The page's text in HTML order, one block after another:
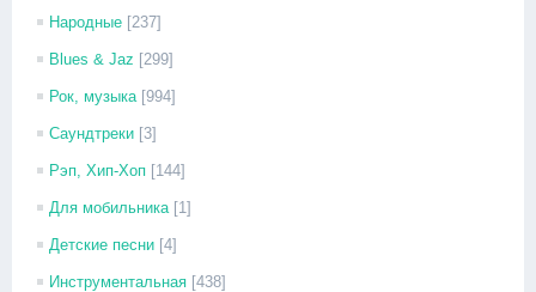
Народные [237]
Blues & Jaz [299]
Рок, музыка [994]
Саундтреки [3]
Рэп, Хип-Хоп [144]
Для мобильника [1]
Детские песни [4]
Инструментальная [438]